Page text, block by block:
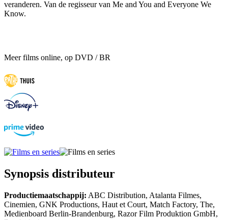
veranderen. Van de regisseur van Me and You and Everyone We
Know.
Meer films online, op DVD / BR
Synopsis distributeur
Productiemaatschappij: ABC Distribution, Atalanta Filmes,
Cinemien, GNK Productions, Haut et Court, Match Factory, The,
Medienboard Berlin-Brandenburg, Razor Film Produktion GmbH,